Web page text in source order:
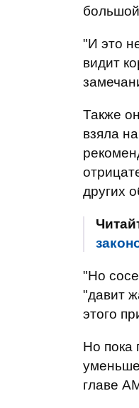
"И это
видит
Также
взяла
других
"Но
"давит
этого
Но пока
главе